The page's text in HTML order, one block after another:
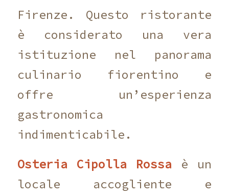
Firenze. Questo ristorante
è considerato una vera
istituzione nel panorama
culinario fiorentino e
offre un’esperienza
gastronomica
indimenticabile.
Osteria Cipolla Rossa è un
locale accogliente e